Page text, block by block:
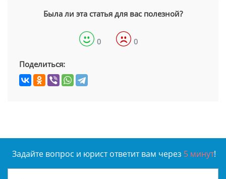
Была ли эта статья для вас полезной?
0 0
Поделиться:
Задайте вопрос и юрист ответит вам через 5 минут!